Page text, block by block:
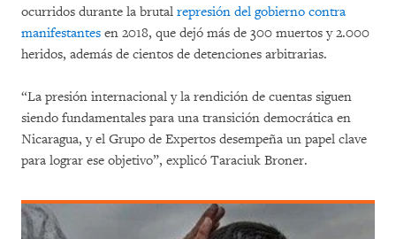
ocurridos durante la brutal represión del gobierno contra
manifestantes en 2018, que dejó más de 300 muertos y 2.000
heridos, además de cientos de detenciones arbitrarias.
“La presión internacional y la rendición de cuentas siguen
siendo fundamentales para una transición democrática en
Nicaragua, y el Grupo de Expertos desempeña un papel clave
para lograr ese objetivo”, explicó Taraciuk Broner.